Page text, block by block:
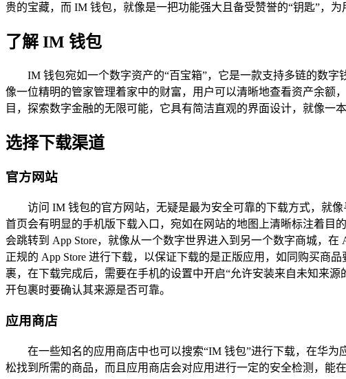
贵的宝藏，而 IM 钱包，就像是一把功能强大且备受赞誉的“钥匙”，
了解 IM 钱包
IM 钱包宛如一个数字资产的“百宝箱”，它是一款支持多链的数
像一位精明的管家管理着家中的财富，用户可以清晰地查看资产余额
目，探索数字金融的无限可能，它具有简洁直观的界面设计，就像一
选择下载渠道
官方网站
访问 IM 钱包的官方网站，无疑是最为安全可靠的下载方式，就
首页会有明显的手机版下载入口，宛如在网站的地图上清晰标注着目
会跳转到 App Store，就像从一个数字世界进入到另一个数字商城，
正规的 App Store 进行下载，以保证下载的是正版应用，如同购买商
裹，在下载完成后，需要在手机的设置中开启“允许安装来自未知来
开包裹时要确认其来源是否可靠。
应用商店
在一些知名的应用商店中也可以搜索“IM 钱包”进行下载，在华
松找到所需的商品，而且应用商店会对应用进行一定的安全检测，能